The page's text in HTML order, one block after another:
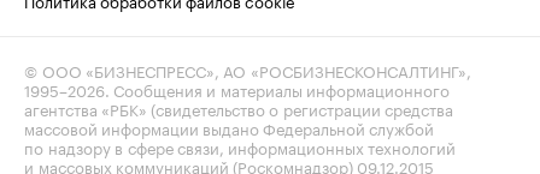
© ООО «БИЗНЕСПРЕСС», АО «РОСБИЗНЕСКОНСАЛТИНГ»,
1995–2026 . Сообщения и материалы информационного
агентства «РБК» (свидетельство о регистрации средства
массовой информации выдано Федеральной службой
по надзору в сфере связи, информационных технологий
и массовых коммуникаций (Роскомнадзор) 09.12.2015